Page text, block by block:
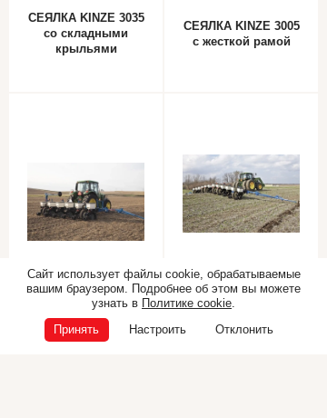
СЕЯЛКА KINZE 3035
cо складными
крыльями
СЕЯЛКА KINZE 3005
с жесткой рамой
СЕЯЛКА KINZE 3115
навесная
СЕЯЛКА KINZE 3205
cо складными
крыльями
Сайт использует файлы cookie, обрабатываемые
вашим браузером. Подробнее об этом вы можете
узнать в Политике cookie.
Принять
Настроить Отклонить